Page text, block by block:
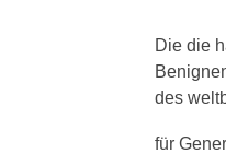
Die die
des
für